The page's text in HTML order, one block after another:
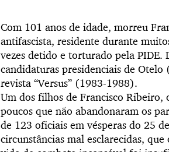
Com 101 anos de idade, morreu
antifascista, residente durante
vezes detido e torturado pela PIDE.
candidaturas presidenciais de
revista “Versus” (1983-1988).
Um dos filhos de Francisco
poucos que não abandonaram os
de 123 oficiais em vésperas do 25
circunstâncias mal esclarecidas,